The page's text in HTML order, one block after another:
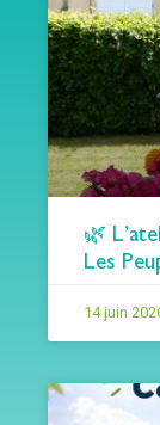
🌿
Les
14 juin